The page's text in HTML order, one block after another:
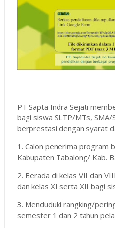
PT Sapta Indra Sejati
bagi siswa SLTP/MTs,
berprestasi dengan syarat
1. Calon penerima program
Kabupaten Tabalong/ Kab.
2. Berada di kelas VII dan
dan kelas XI serta XII bagi
3. Menduduki rangking/
semester 1 dan 2 tahun